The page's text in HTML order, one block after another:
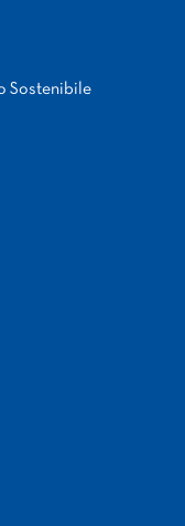
Sostenibile